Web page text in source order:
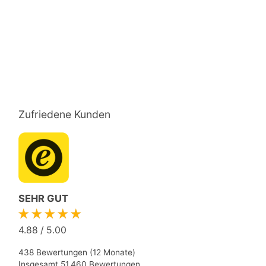
Zufriedene Kunden
SEHR GUT
★★★★★
4.88 / 5.00
438 Bewertungen (12 Monate)